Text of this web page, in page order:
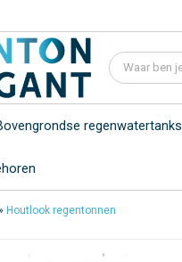
regenwatertanks
Houtlook regentonnen